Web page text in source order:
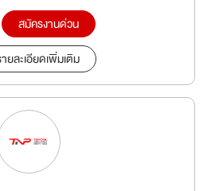
สมัครงานด่วน
ยละเอียดเพิ่มเติม